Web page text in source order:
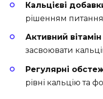
Кальцієві
рішенням
Активний вітамін
засвоювати
Регулярні
рівні кальцію та